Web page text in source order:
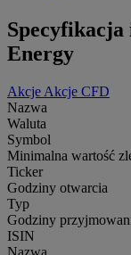
Energy
Akcje Akcje CFD
Nazwa
Waluta
Symbol
Minimalna wartość
Ticker
Godziny otwarcia
Typ
Godziny
ISIN
Nazwa